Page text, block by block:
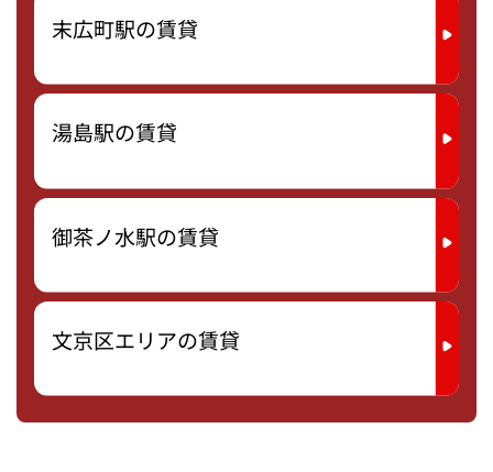
末広町駅の賃貸
湯島駅の賃貸
御茶ノ水駅の賃貸
文京区エリアの賃貸